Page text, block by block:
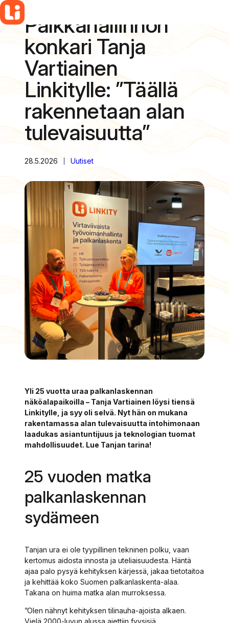
Siirry
sisältöönPalkkahallinnon
konkari Tanja
Vartiainen
Linkitylle: ”Täällä
rakennetaan alan
tulevaisuutta”
28.5.2026 Uutiset
Yli 25 vuotta uraa palkanlaskennan
näköalapaikoilla – Tanja Vartiainen löysi tiensä
Linkitylle, ja syy oli selvä. Nyt hän on mukana
rakentamassa alan tulevaisuutta intohimonaan
laadukas asiantuntijuus ja teknologian tuomat
mahdollisuudet. Lue Tanjan tarina!
25 vuoden matka
palkanlaskennan
sydämeen
Tanjan ura ei ole tyypillinen tekninen polku, vaan
kertomus aidosta innosta ja uteliaisuudesta. Häntä
ajaa palo pysyä kehityksen kärjessä, jakaa tietotaitoa
ja kehittää koko Suomen palkanlaskenta-alaa.
Takana on huima matka alan murroksessa.
”Olen nähnyt kehityksen tilinauha-ajoista alkaen.
Vielä 2000-luvun alussa ajettiin fyysisiä